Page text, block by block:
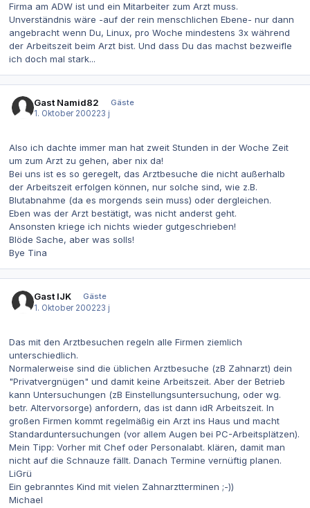
Firma am ADW ist und ein Mitarbeiter zum Arzt muss.
Unverständnis wäre -auf der rein menschlichen Ebene- nur dann
angebracht wenn Du, Linux, pro Woche mindestens 3x während
der Arbeitszeit beim Arzt bist. Und dass Du das machst bezweifle
ich doch mal stark...
Gast Namid82
Gäste
1. Oktober 200223 j
Also ich dachte immer man hat zweit Stunden in der Woche Zeit
um zum Arzt zu gehen, aber nix da!
Bei uns ist es so geregelt, das Arztbesuche die nicht außerhalb
der Arbeitszeit erfolgen können, nur solche sind, wie z.B.
Blutabnahme (da es morgends sein muss) oder dergleichen.
Eben was der Arzt bestätigt, was nicht anderst geht.
Ansonsten kriege ich nichts wieder gutgeschrieben!
Blöde Sache, aber was solls!
Bye Tina
Gast IJK
Gäste
1. Oktober 200223 j
Das mit den Arztbesuchen regeln alle Firmen ziemlich
unterschiedlich.
Normalerweise sind die üblichen Arztbesuche (zB Zahnarzt) dein
"Privatvergnügen" und damit keine Arbeitszeit. Aber der Betrieb
kann Untersuchungen (zB Einstellungsuntersuchung, oder wg.
betr. Altervorsorge) anfordern, das ist dann idR Arbeitszeit. In
großen Firmen kommt regelmäßig ein Arzt ins Haus und macht
Standarduntersuchungen (vor allem Augen bei PC-Arbeitsplätzen).
Mein Tipp: Vorher mit Chef oder Personalabt. klären, damit man
nicht auf die Schnauze fällt. Danach Termine vernüftig planen.
LiGrü
Ein gebranntes Kind mit vielen Zahnarztterminen ;-))
Michael